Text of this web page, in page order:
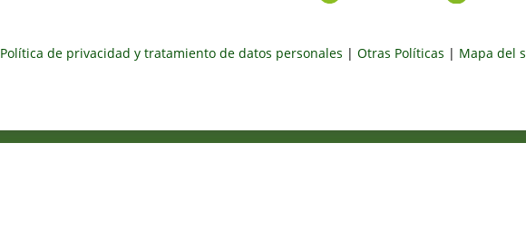
Política de privacidad y tratamiento de datos personales | Otras Políticas | Mapa del